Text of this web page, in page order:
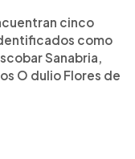
cinco
como
Sanabria,
O dulio Flores de